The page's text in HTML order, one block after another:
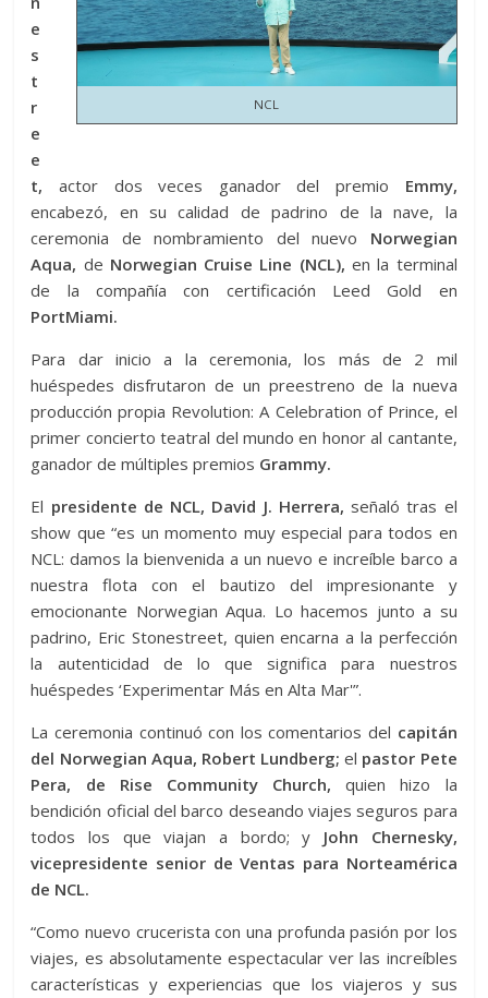
NCL
e
s
t
r
e
e
t, actor dos veces ganador del premio Emmy,
encabezó, en su calidad de padrino de la nave, la
ceremonia de nombramiento del nuevo Norwegian
Aqua, de Norwegian Cruise Line (NCL),en la terminal
de la compañía con certificación Leed Gold en
PortMiami.
Para dar inicio a la ceremonia, los más de 2 mil
huéspedes disfrutaron de un preestreno de la nueva
producción propia Revolution: A Celebration of Prince, el
primer concierto teatral del mundo en honor al cantante,
ganador de múltiples premios Grammy.
El presidente de NCL, David J. Herrera, señaló tras el
show que “es un momento muy especial para todos en
NCL: damos la bienvenida a un nuevo e increíble barco a
nuestra flota con el bautizo del impresionante y
emocionante Norwegian Aqua. Lo hacemos junto a su
padrino, Eric Stonestreet, quien encarna a la perfección
la autenticidad de lo que significa para nuestros
huéspedes ‘Experimentar Más en Alta Mar'”.
La ceremonia continuó con los comentarios del capitán
del Norwegian Aqua, Robert Lundberg; el pastor Pete
Pera, de Rise Community Church, quien hizo la
bendición oficial del barco deseando viajes seguros para
todos los que viajan a bordo; y John Chernesky,
vicepresidente senior de Ventas para Norteamérica
de NCL.
“Como nuevo crucerista con una profunda pasión por los
viajes, es absolutamente espectacular ver las increíbles
características y experiencias que los viajeros y sus